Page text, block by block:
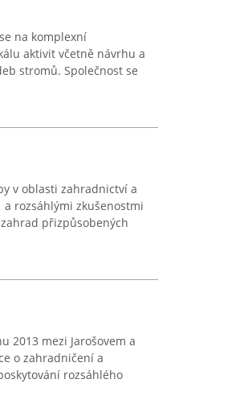
na komplexní
aktivit včetně návrhu a
stromů. Společnost se
v oblasti zahradnictví a
rozsáhlými zkušenostmi
přizpůsobených
2013 mezi Jarošovem a
o zahradničení a
rozsáhlého